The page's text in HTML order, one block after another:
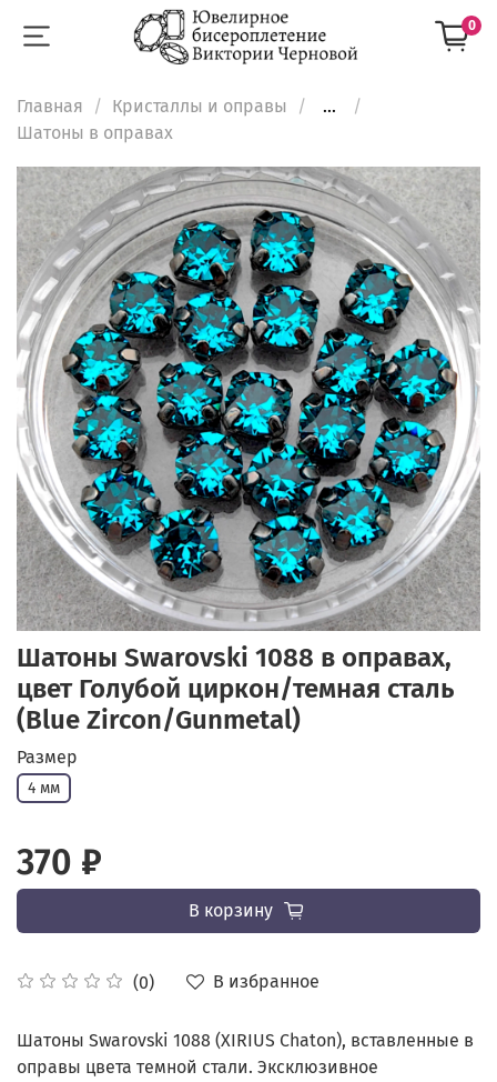
0
Главная Кристаллы и оправы
...
Шатоны в оправах
Шатоны Swarovski 1088 в оправах,
цвет Голубой циркон/темная сталь
(Blue Zircon/Gunmetal)
(0) В избранное
Размер
4 мм
370 ₽
В корзину
Шатоны Swarovski 1088 (XIRIUS Chaton), вставленные в
оправы цвета темной стали. Эксклюзивное